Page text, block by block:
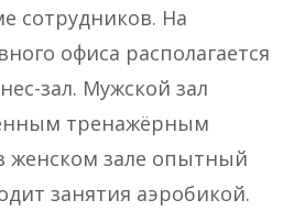
сотрудников. На
офиса располагается
зал. Мужской зал
тренажёрным
женском зале опытный
занятия аэробикой.